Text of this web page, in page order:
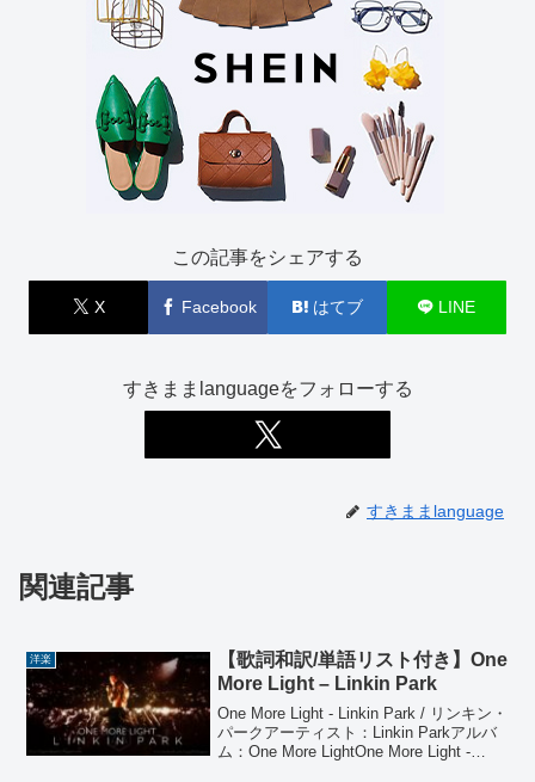
この記事をシェアする
X Facebook はてブ LINE
すきままlanguageをフォローする
すきままlanguage
関連記事
洋楽
【歌詞和訳/単語リスト付き】One
More Light – Linkin Park
One More Light - Linkin Park / リンキン・
パークアーティスト：Linkin Parkアルバ
ム：One More LightOne More Light -